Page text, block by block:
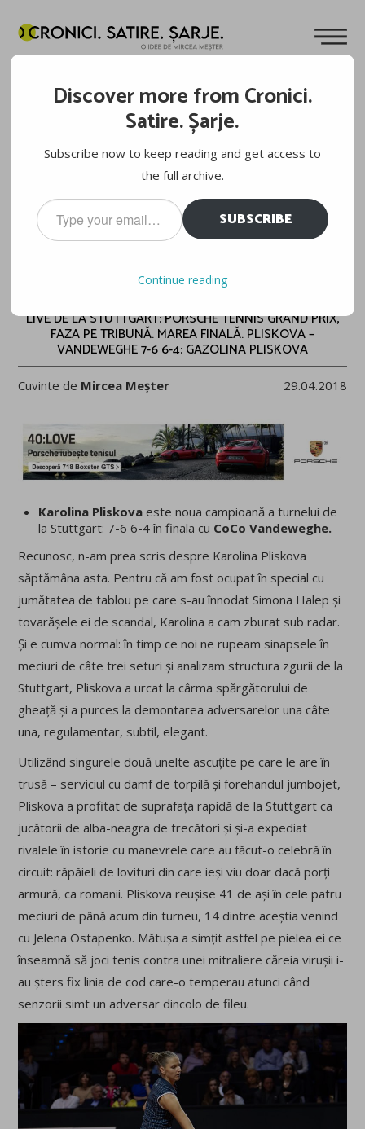
LIVE DE LA STUTTGART: PORSCHE TENNIS GRAND PRIX,
FAZA PE TRIBUNĂ. MAREA FINALĂ. PLISKOVA –
VANDEWEGHE 7-6 6-4: GAZOLINA PLISKOVA
Cuvinte de Mircea Meșter 29.04.2018
Karolina Pliskova este noua campioană a turnelui de
la Stuttgart: 7-6 6-4 în finala cu CoCo Vandeweghe.
Recunosc, n-am prea scris despre Karolina Pliskova
săptămâna asta. Pentru că am fost ocupat în special cu
jumătatea de tablou pe care s-au înnodat Simona Halep și
tovarășele ei de scandal, Karolina a cam zburat sub radar.
Și e cumva normal: în timp ce noi ne rupeam sinapsele în
meciuri de câte trei seturi și analizam structura zgurii de la
Stuttgart, Pliskova a urcat la cârma spărgătorului de
gheață și a purces la demontarea adversarelor una câte
una, regulamentar, subtil, elegant.
Utilizând singurele două unelte ascuțite pe care le are în
trusă – serviciul cu damf de torpilă și forehandul jumbojet,
Pliskova a profitat de suprafața rapidă de la Stuttgart ca
jucătorii de alba-neagra de trecători și și-a expediat
rivalele în istorie cu manevrele care au făcut-o celebră în
circuit: răpăieli de lovituri din care ieși viu doar dacă porți
armură, ca romanii. Pliskova reușise 41 de ași în cele patru
meciuri de până acum din turneu, 14 dintre aceștia venind
cu Jelena Ostapenko. Mătușa a simțit astfel pe pielea ei ce
înseamnă să joci tenis contra unei mitraliere căreia virușii i-
au șters fix linia de cod care-o temperau atunci când
senzorii simt un adversar dincolo de fileu.
Discover more from Cronici.
Satire. Șarje.
Subscribe now to keep reading and get access to
the full archive.
Type
your
email…
SUBSCRIBE
Continue reading